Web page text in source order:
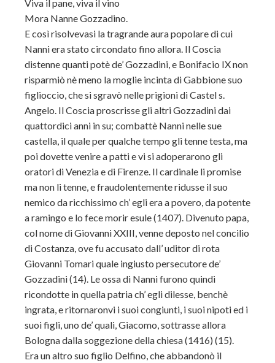
Viva il pane, viva il vino
Mora Nanne Gozzadino.
E così risolvevasi la tragrande aura popolare di cui
Nanni era stato circondato fino allora. Il Coscia
distenne quanti potè de’ Gozzadini, e Bonifacio IX non
risparmiò nè meno la moglie incinta di Gabbione suo
figlioccio, che si sgravò nelle prigioni di Castel s.
Angelo. Il Coscia proscrisse gli altri Gozzadini dai
quattordici anni in su; combattè Nanni nelle sue
castella, il quale per qualche tempo gli tenne testa, ma
poi dovette venire a patti e vi si adoperarono gli
oratori di Venezia e di Firenze. Il cardinale li promise
ma non li tenne, e fraudolentemente ridusse il suo
nemico da ricchissimo ch’ egli era a povero, da potente
a ramingo e lo fece morir esule (1407). Divenuto papa,
col nome di Giovanni XXIII, venne deposto nel concilio
di Costanza, ove fu accusato dall’ uditor di rota
Giovanni Tomari quale ingiusto persecutore de’
Gozzadini (14). Le ossa di Nanni furono quindi
ricondotte in quella patria ch’ egli dilesse, benchè
ingrata, e ritornaronvi i suoi congiunti, i suoi nipoti ed i
suoi figli, uno de’ quali, Giacomo, sottrasse allora
Bologna dalla soggezione della chiesa (1416) (15).
Era un altro suo figlio Delfino, che abbandonò il